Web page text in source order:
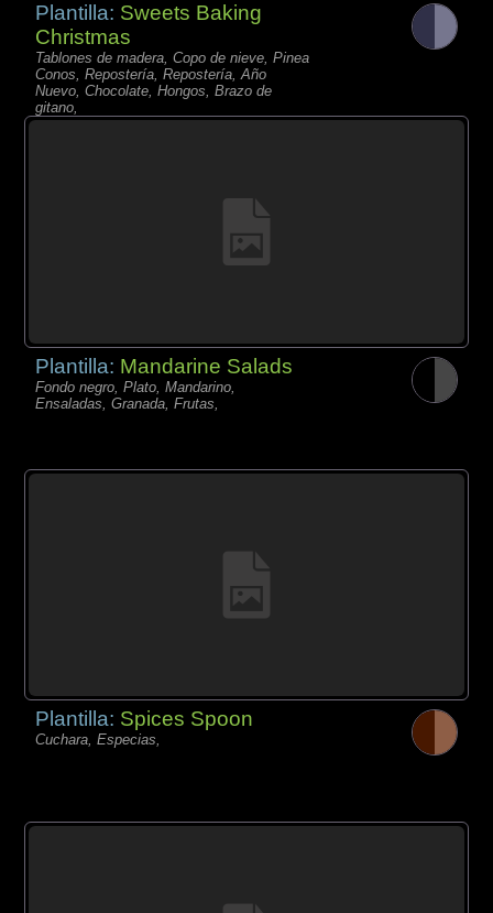
Plantilla: Sweets Baking
Christmas
Tablones de madera, Copo de nieve, Pinea
Conos, Repostería, Repostería, Año
Nuevo, Chocolate, Hongos, Brazo de
gitano,
Plantilla: Mandarine Salads
Fondo negro, Plato, Mandarino,
Ensaladas, Granada, Frutas,
Plantilla: Spices Spoon
Cuchara, Especias,